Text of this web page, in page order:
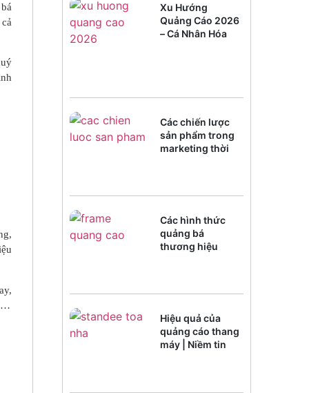
Xu Hướng
Quảng Cáo 2026
– Cá Nhân Hóa
Các chiến lược
sản phẩm trong
marketing thời
Các hình thức
quảng bá
thương hiệu
Hiệu quả của
quảng cáo thang
máy | Niềm tin